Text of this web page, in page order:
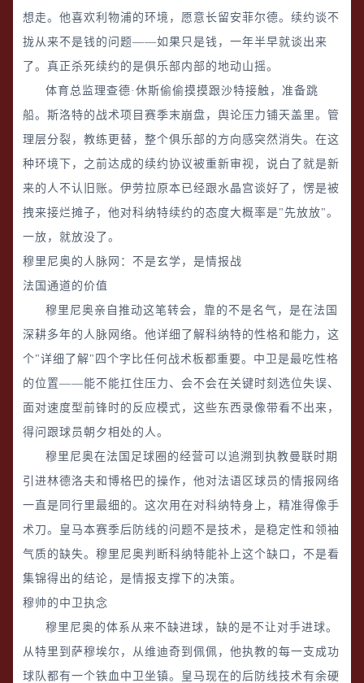
想走。他喜欢利物浦的环境，愿意长留安菲尔德。续约谈不
拢从来不是钱的问题——如果只是钱，一年半早就谈出来
了。真正杀死续约的是俱乐部内部的地动山摇。
体育总监理查德·休斯偷偷摸摸跟沙特接触，准备跳
船。斯洛特的战术项目赛季末崩盘，舆论压力铺天盖里。管
理层分裂，教练更替，整个俱乐部的方向感突然消失。在这
种环境下，之前达成的续约协议被重新审视，说白了就是新
来的人不认旧账。伊劳拉原本已经跟水晶宫谈好了，愣是被
拽来接烂摊子，他对科纳特续约的态度大概率是"先放放"。
一放，就放没了。
穆里尼奥的人脉网：不是玄学，是情报战
法国通道的价值
穆里尼奥亲自推动这笔转会，靠的不是名气，是在法国
深耕多年的人脉网络。他详细了解科纳特的性格和能力，这
个"详细了解"四个字比任何战术板都重要。中卫是最吃性格
的位置——能不能扛住压力、会不会在关键时刻选位失误、
面对速度型前锋时的反应模式，这些东西录像带看不出来，
得问跟球员朝夕相处的人。
穆里尼奥在法国足球圈的经营可以追溯到执教曼联时期
引进林德洛夫和博格巴的操作，他对法语区球员的情报网络
一直是同行里最细的。这次用在对科纳特身上，精准得像手
术刀。皇马本赛季后防线的问题不是技术，是稳定性和领袖
气质的缺失。穆里尼奥判断科纳特能补上这个缺口，不是看
集锦得出的结论，是情报支撑下的决策。
穆帅的中卫执念
穆里尼奥的体系从来不缺进球，缺的是不让对手进球。
从特里到萨穆埃尔，从维迪奇到佩佩，他执教的每一支成功
球队都有一个铁血中卫坐镇。皇马现在的后防线技术有余硬